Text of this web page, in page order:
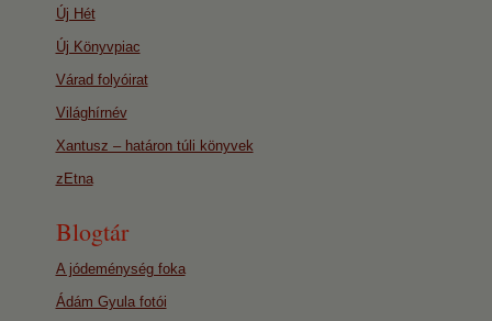
Új Hét
Új Könyvpiac
Várad folyóirat
Világhírnév
Xantusz – határon túli könyvek
zEtna
Blogtár
A jódeménység foka
Ádám Gyula fotói